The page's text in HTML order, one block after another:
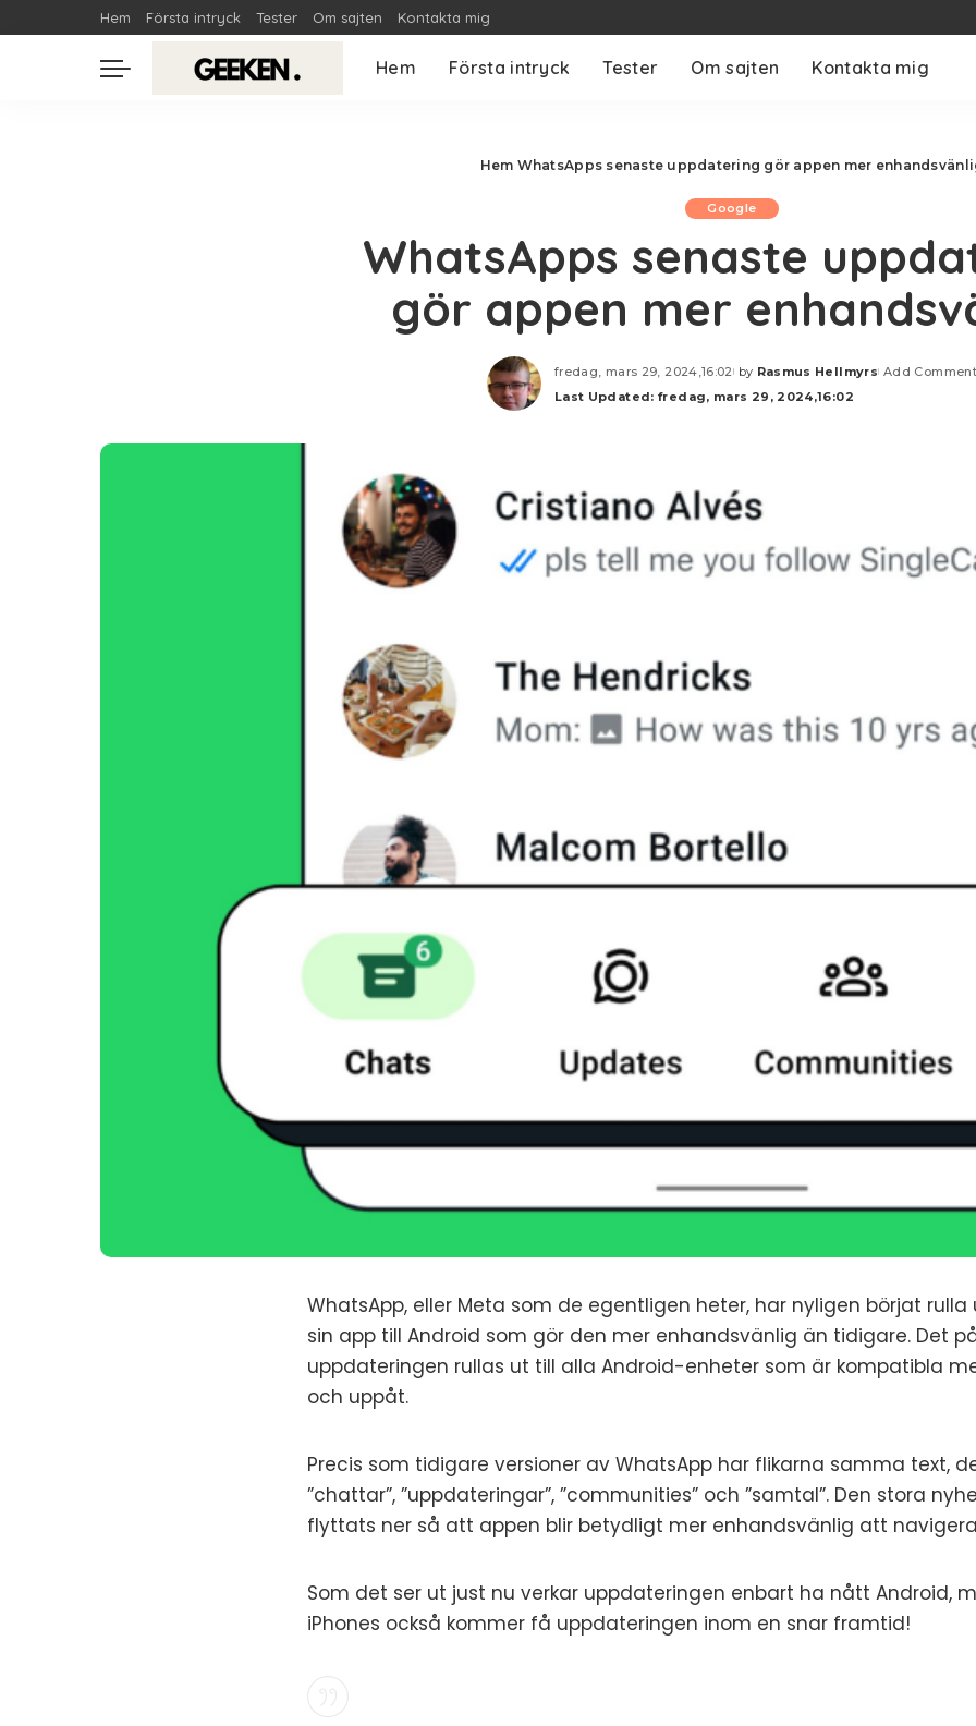
Hem Första intryck Tester Om sajten Kontakta mig
Hem Första intryck Tester Om sajten Kontakta mig
Hem WhatsApps senaste uppdatering gör appen mer
Google
WhatsApps senaste
gör appen mer
fredag, mars 29, 2024,16:02
Posted
by
by Rasmus Hellmyrs Add
Last Updated: fredag, mars 29, 2024,16:02
WhatsApp, eller Meta som de egentligen heter, har nyligen börjat
sin app till Android som gör den mer enhandsvänlig än tidigare. Det
uppdateringen rullas ut till alla Android-enheter som är kompatibla
och uppåt.
Precis som tidigare versioner av WhatsApp har flikarna samma text,
”chattar”, ”uppdateringar”, ”communities” och ”samtal”. Den stora
flyttats ner så att appen blir betydligt mer enhandsvänlig att
Som det ser ut just nu verkar uppdateringen enbart ha nått Android,
iPhones också kommer få uppdateringen inom en snar framtid!